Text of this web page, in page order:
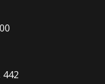
442